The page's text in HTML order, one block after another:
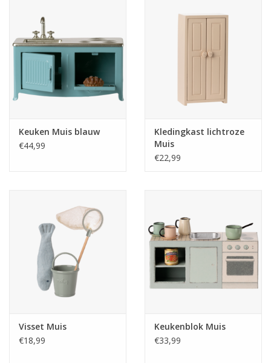
Keuken Muis blauw
€44,99
Kledingkast lichtroze
Muis
€22,99
Visset Muis
€18,99
Keukenblok Muis
€33,99